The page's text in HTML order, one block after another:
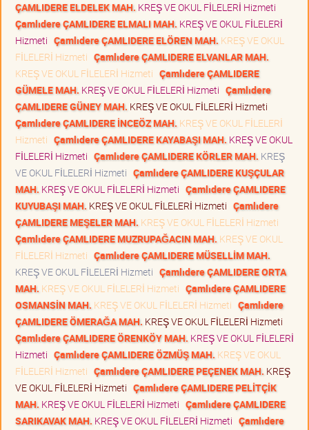
ÇAMLIDERE ELDELEK MAH. KREŞ VE OKUL FİLELERİ Hizmeti
Çamlıdere ÇAMLIDERE ELMALI MAH. KREŞ VE OKUL FİLELERİ
Hizmeti Çamlıdere ÇAMLIDERE ELÖREN MAH. KREŞ VE OKUL
FİLELERİ Hizmeti Çamlıdere ÇAMLIDERE ELVANLAR MAH.
KREŞ VE OKUL FİLELERİ Hizmeti Çamlıdere ÇAMLIDERE
GÜMELE MAH. KREŞ VE OKUL FİLELERİ Hizmeti Çamlıdere
ÇAMLIDERE GÜNEY MAH. KREŞ VE OKUL FİLELERİ Hizmeti
Çamlıdere ÇAMLIDERE İNCEÖZ MAH. KREŞ VE OKUL FİLELERİ
Hizmeti Çamlıdere ÇAMLIDERE KAYABAŞI MAH. KREŞ VE OKUL
FİLELERİ Hizmeti Çamlıdere ÇAMLIDERE KÖRLER MAH. KREŞ
VE OKUL FİLELERİ Hizmeti Çamlıdere ÇAMLIDERE KUŞÇULAR
MAH. KREŞ VE OKUL FİLELERİ Hizmeti Çamlıdere ÇAMLIDERE
KUYUBAŞI MAH. KREŞ VE OKUL FİLELERİ Hizmeti Çamlıdere
ÇAMLIDERE MEŞELER MAH. KREŞ VE OKUL FİLELERİ Hizmeti
Çamlıdere ÇAMLIDERE MUZRUPAĞACIN MAH. KREŞ VE OKUL
FİLELERİ Hizmeti Çamlıdere ÇAMLIDERE MÜSELLİM MAH.
KREŞ VE OKUL FİLELERİ Hizmeti Çamlıdere ÇAMLIDERE ORTA
MAH. KREŞ VE OKUL FİLELERİ Hizmeti Çamlıdere ÇAMLIDERE
OSMANSİN MAH. KREŞ VE OKUL FİLELERİ Hizmeti Çamlıdere
ÇAMLIDERE ÖMERAĞA MAH. KREŞ VE OKUL FİLELERİ Hizmeti
Çamlıdere ÇAMLIDERE ÖRENKÖY MAH. KREŞ VE OKUL FİLELERİ
Hizmeti Çamlıdere ÇAMLIDERE ÖZMÜŞ MAH. KREŞ VE OKUL
FİLELERİ Hizmeti Çamlıdere ÇAMLIDERE PEÇENEK MAH. KREŞ
VE OKUL FİLELERİ Hizmeti Çamlıdere ÇAMLIDERE PELİTÇİK
MAH. KREŞ VE OKUL FİLELERİ Hizmeti Çamlıdere ÇAMLIDERE
SARIKAVAK MAH. KREŞ VE OKUL FİLELERİ Hizmeti Çamlıdere